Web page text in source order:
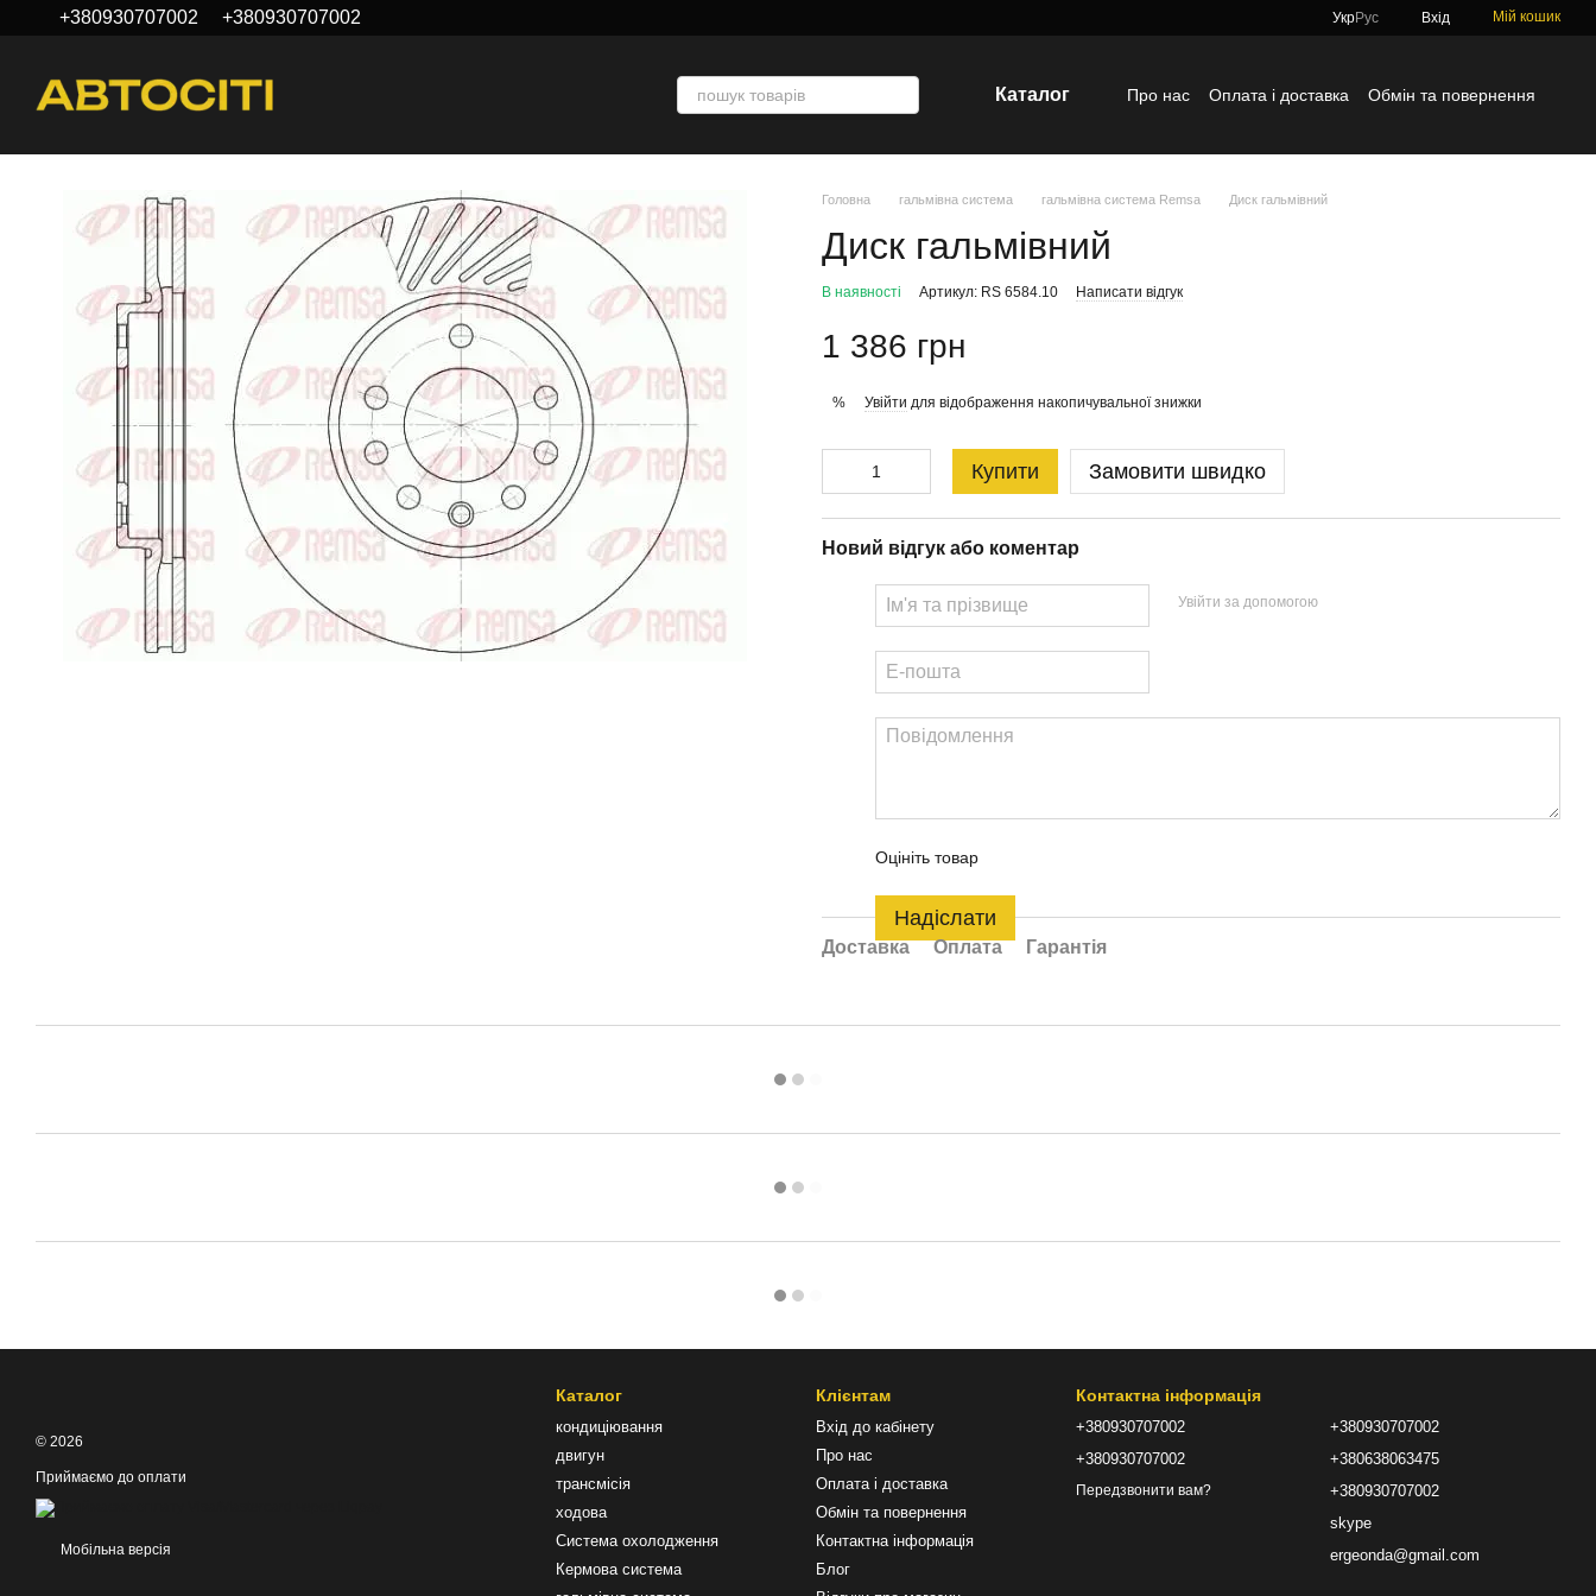
Перейти до основного контенту
+380930707002 +380930707002 УкрРус Вхід Мій кошик
Каталог Про нас Оплата і доставка
Обмін та повернення
Головна гальмівна система гальмівна система Remsa Диск гальмівний
Диск гальмівний
В наявності Артикул: RS 6584.10 Написати відгук
1 386 грн
% Увійти для відображення накопичувальної знижки
Купити Замовити швидко
Новий відгук або коментар
Увійти за допомогою
Оцініть товар
Надіслати
Доставка Оплата Гарантія
© 2026
Приймаємо до оплати
Мобільна версія
Каталог
кондиціювання
двигун
трансмісія
ходова
Система охолодження
Кермова система
Клієнтам
Вхід до кабінету
Про нас
Оплата і доставка
Обмін та повернення
Контактна інформація
Блог
Контактна інформація
+380930707002
+380930707002
Передзвонити вам?
+380930707002
+380638063475
+380930707002
skype
ergeonda@gmail.com